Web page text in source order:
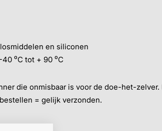
en siliconen
⁰C tot + 90 ⁰C
die onmisbaar is voor de doe-het-
= gelijk verzonden.